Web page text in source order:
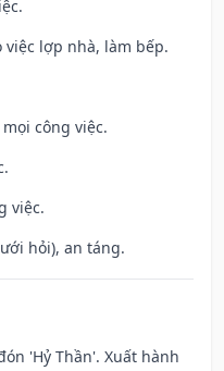
việc lợp nhà, làm bếp.
công việc.
việc.
hỏi), an táng.
'Hỷ Thần'. Xuất hành